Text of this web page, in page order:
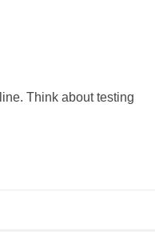
Think about testing